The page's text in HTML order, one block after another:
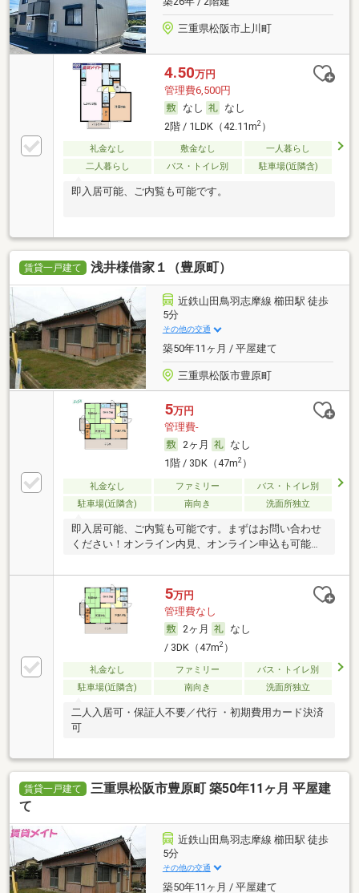
三重県松阪市上川町
4.50万円
管理費6,500円
なし
なし
2階 / 1LDK（42.11m2）
礼金なし 敷金なし
一人暮らし
二人暮らし
バス・トイレ別 駐車場(近隣含)
即入居可能、ご内覧も可能です。
賃貸一戸建て 浅井様借家１（豊原町）
近鉄山田鳥羽志摩線 櫛田駅 徒歩
5分
その他の交通
築50年11ヶ月 / 平屋建て
三重県松阪市豊原町
5万円
管理費-
2ヶ月
なし
1階 / 3DK（47m2）
礼金なし ファミリー
バス・トイレ別
駐車場(近隣含)
南向き 洗面所独立
即入居可能、ご内覧も可能です。まずはお問い合わせ
ください！オンライン内見、オンライン申込も可能で
5万円
管理費なし
2ヶ月
なし
/ 3DK（47m2）
礼金なし ファミリー
バス・トイレ別
駐車場(近隣含)
南向き 洗面所独立
二人入居可・保証人不要／代行 ・初期費用カード決済
可
賃貸一戸建て
三重県松阪市豊原町 築50年11ヶ月 平屋建
て
近鉄山田鳥羽志摩線 櫛田駅 徒歩
5分
その他の交通
築50年11ヶ月 / 平屋建て